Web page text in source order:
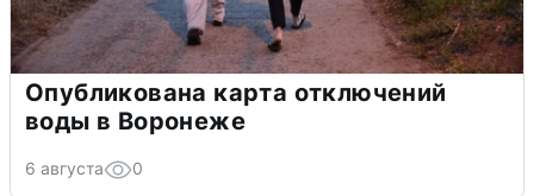
Опубликована карта отключений
воды в Воронеже
6 августа 0